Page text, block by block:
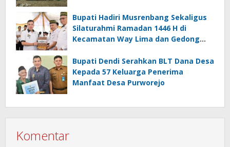
Bupati Hadiri Musrenbang Sekaligus
Silaturahmi Ramadan 1446 H di
Kecamatan Way Lima dan Gedong
Bupati Dendi Serahkan BLT Dana Desa
Kepada 57 Keluarga Penerima
Manfaat Desa Purworejo
Komentar